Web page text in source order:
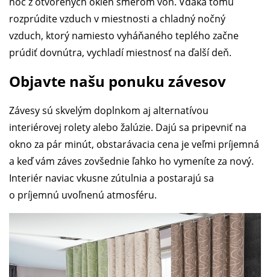
rozprúdite vzduch v miestnosti a chladný nočný
vzduch, ktorý namiesto vyháňaného teplého začne
prúdiť dovnútra, vychladí miestnosť na ďalší deň.
Objavte našu ponuku závesov
Závesy sú skvelým doplnkom aj alternatívou
interiérovej rolety alebo žalúzie. Dajú sa pripevniť na
okno za pár minút, obstarávacia cena je veľmi príjemná
a keď vám záves zovšednie ľahko ho vymeníte za nový.
Interiér naviac vkusne zútulnia a postarajú sa
o príjemnú uvoľnenú atmosféru.